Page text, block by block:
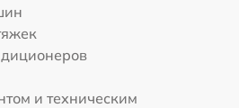
и техническим